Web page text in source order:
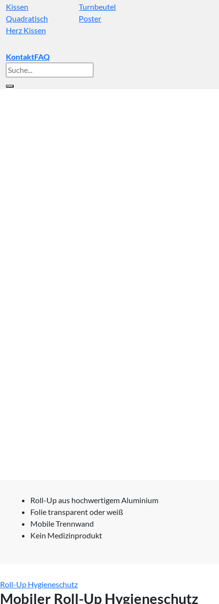
Kissen
Quadratisch
Herz Kissen
Turnbeutel
Poster
KontaktFAQ
Suche
nach:
Roll-Up aus hochwertigem Aluminium
Folie transparent oder weiß
Mobile Trennwand
Kein Medizinprodukt
Roll-Up Hygieneschutz
Mobiler Roll-Up Hygieneschutz